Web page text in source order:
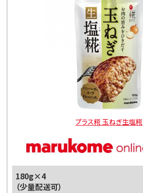
プラス糀 玉ねぎ生塩糀
180g×4
（少量配送可）